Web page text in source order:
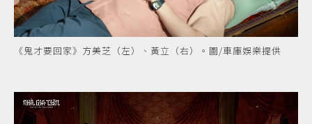
《鬼才要回家》方美芝（左）、黃立（右）。圖/車庫娛樂提供